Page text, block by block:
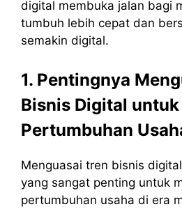
digital membuka jalan bagi
tumbuh lebih cepat dan
semakin digital.
1. Pentingnya
Bisnis Digital untuk
Pertumbuhan
Menguasai tren bisnis
yang sangat penting untuk
pertumbuhan usaha di era